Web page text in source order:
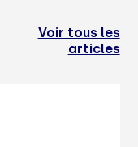
Voir tous les
articles